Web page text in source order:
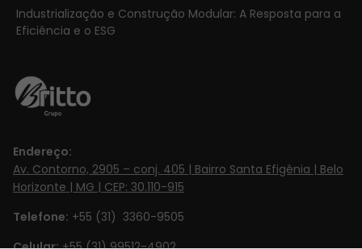
Industrialização e Construção Modular: A Resposta para a
Eficiência e o ESG
Endereço:
Av. Contorno, 2905 – conj. 405 | Bairro Santa Efigênia | Belo
Horizonte | MG | CEP: 30.110-915
Telefone: +55 (31) 3360-9505